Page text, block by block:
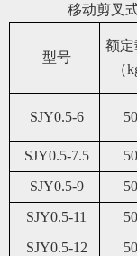
移动剪叉
型号
额定
（
SJY0.5-6 50
SJY0.5-7.5 50
SJY0.5-9
50
SJY0.5-11
50
SJY0.5-12
50